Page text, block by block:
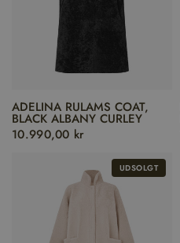
ADELINA RULAMS COAT,
BLACK ALBANY CURLEY
10.990,00 kr
UDSOLGT